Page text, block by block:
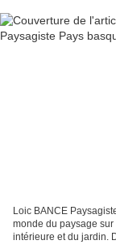
Loic BANCE
monde du paysage
intérieure et du jardin.